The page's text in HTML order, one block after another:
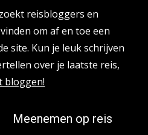
reisbloggers en
om af en toe een
site. Kun je leuk schrijven
over je laatste reis,
bloggen!
Meenemen op reis